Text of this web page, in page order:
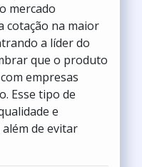
mercado
cotação na maior
a líder do
que o produto
empresas
Esse tipo de
e
de evitar